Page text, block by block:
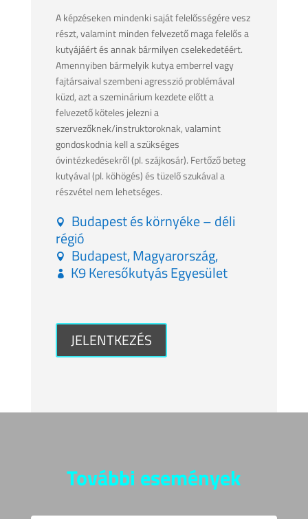
A képzéseken mindenki saját felelősségére vesz
részt, valamint minden felvezető maga felelős a
kutyájáért és annak bármilyen cselekedetéért.
Amennyiben bármelyik kutya emberrel vagy
fajtársaival szembeni agresszió problémával
küzd, azt a szeminárium kezdete előtt a
felvezető köteles jelezni a
szervezőknek/instruktoroknak, valamint
gondoskodnia kell a szükséges
óvintézkedésekről (pl. szájkosár). Fertőző beteg
kutyával (pl. köhögés) és tüzelő szukával a
részvétel nem lehetséges.
Budapest és környéke – déli
régió
Budapest, Magyarország,
K9 Keresőkutyás Egyesület
JELENTKEZÉS
További események